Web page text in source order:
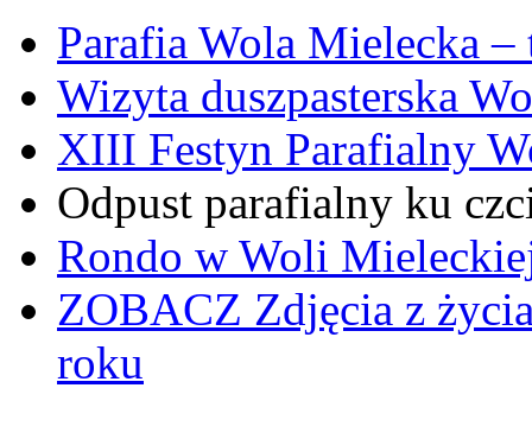
Parafia Wola Mielecka
Wizyta duszpasterska
XIII Festyn Parafialny
Odpust parafialny ku
Rondo w Woli
ZOBACZ Zdjęcia z
roku